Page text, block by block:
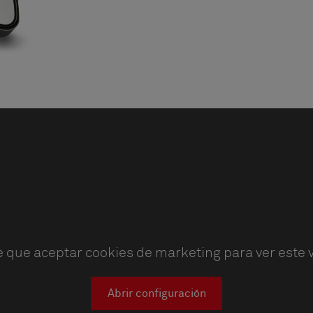
que aceptar cookies de marketing para ver este
Abrir configuración